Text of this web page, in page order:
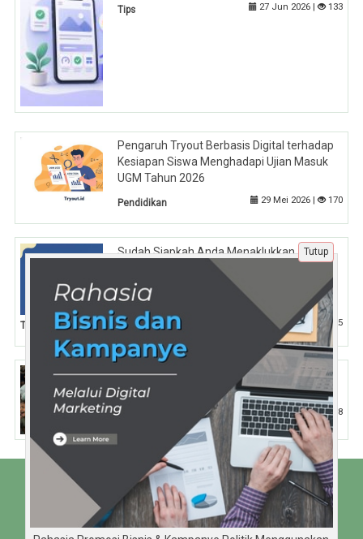
Tips 27 Jun 2026 | 133
Pengaruh Tryout Berbasis Digital terhadap
Kesiapan Siswa Menghadapi Ujian Masuk
UGM Tahun 2026
Pendidikan 29 Mei 2026 | 170
Sudah Siapkah Anda Menaklukkan
Tantangan Berat Tren Online Marketing
2026 dalam Ekosistem Digital Berbasis
Predictive Ecosystem Marketing
Tips 24 Mei 2026 | 125
Tak Bisa Temukan Susu, Ibu di Gaza
Terpaksa Beri Tepung ke Sang Buah Hati
Nasional 25 Jun 2024 | 798
Beranda Tentang Kami
Disclaimer
Tutup